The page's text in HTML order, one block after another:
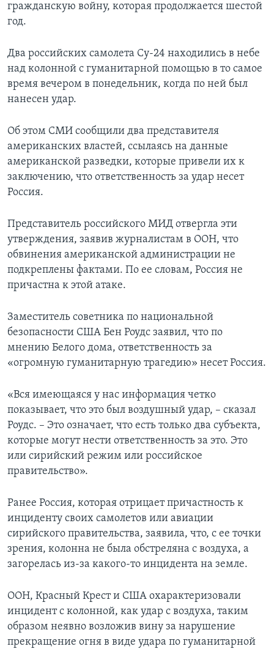
гражданскую войну, которая продолжается шестой
год.
Два российских самолета Су-24 находились в небе
над колонной с гуманитарной помощью в то самое
время вечером в понедельник, когда по ней был
нанесен удар.
Об этом СМИ сообщили два представителя
американских властей, ссылаясь на данные
американской разведки, которые привели их к
заключению, что ответственность за удар несет
Россия.
Представитель российского МИД отвергла эти
утверждения, заявив журналистам в ООН, что
обвинения американской администрации не
подкреплены фактами. По ее словам, Россия не
причастна к этой атаке.
Заместитель советника по национальной
безопасности США Бен Роудс заявил, что по
мнению Белого дома, ответственность за
«огромную гуманитарную трагедию» несет Россия.
«Вся имеющаяся у нас информация четко
показывает, что это был воздушный удар, – сказал
Роудс. – Это означает, что есть только два субъекта,
которые могут нести ответственность за это. Это
или сирийский режим или российское
правительство».
Ранее Россия, которая отрицает причастность к
инциденту своих самолетов или авиации
сирийского правительства, заявила, что, с ее точки
зрения, колонна не была обстреляна с воздуха, а
загорелась из-за какого-то инцидента на земле.
ООН, Красный Крест и США охарактеризовали
инцидент с колонной, как удар с воздуха, таким
образом неявно возложив вину за нарушение
прекращение огня в виде удара по гуманитарной